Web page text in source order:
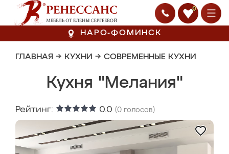
0
НАРО-ФОМИНСК
ГЛАВНАЯ → КУХНИ → СОВРЕМЕННЫЕ КУХНИ
Кухня "Мелания"
Рейтинг: 0.0 (0 голосов)